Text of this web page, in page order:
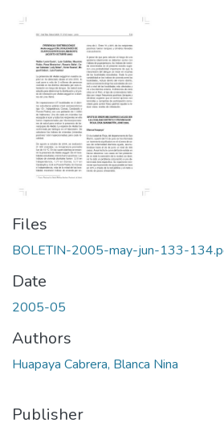
Files
BOLETIN-2005-may-jun-133-
Date
2005-05
Authors
Huapaya Cabrera, Blanca Nina
Publisher